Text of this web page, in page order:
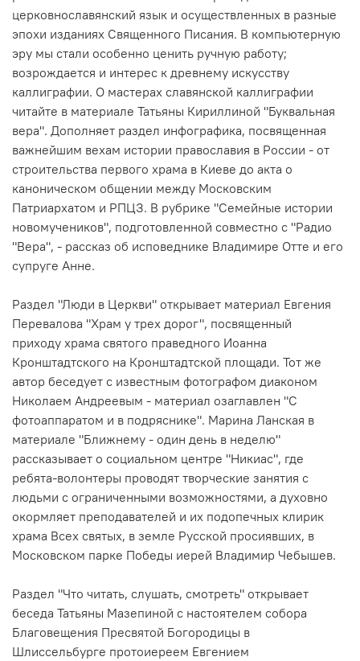
церковнославянский язык и осуществленных в разные
эпохи изданиях Священного Писания. В компьютерную
эру мы стали особенно ценить ручную работу;
возрождается и интерес к древнему искусству
каллиграфии. О мастерах славянской каллиграфии
читайте в материале Татьяны Кириллиной "Буквальная
вера". Дополняет раздел инфографика, посвященная
важнейшим вехам истории православия в России - от
строительства первого храма в Киеве до акта о
каноническом общении между Московским
Патриархатом и РПЦЗ. В рубрике "Семейные истории
новомучеников", подготовленной совместно с "Радио
"Вера", - рассказ об исповеднике Владимире Отте и его
супруге Анне.
Раздел "Люди в Церкви" открывает материал Евгения
Перевалова "Храм у трех дорог", посвященный
приходу храма святого праведного Иоанна
Кронштадтского на Кронштадтской площади. Тот же
автор беседует с известным фотографом диаконом
Николаем Андреевым - материал озаглавлен "С
фотоаппаратом и в подряснике". Марина Ланская в
материале "Ближнему - один день в неделю"
рассказывает о социальном центре "Никиас", где
ребята-волонтеры проводят творческие занятия с
людьми с ограниченными возможностями, а духовно
окормляет преподавателей и их подопечных клирик
храма Всех святых, в земле Русской просиявших, в
Московском парке Победы иерей Владимир Чебышев.
Раздел "Что читать, слушать, смотреть" открывает
беседа Татьяны Мазепиной с настоятелем собора
Благовещения Пресвятой Богородицы в
Шлиссельбурге протоиереем Евгением